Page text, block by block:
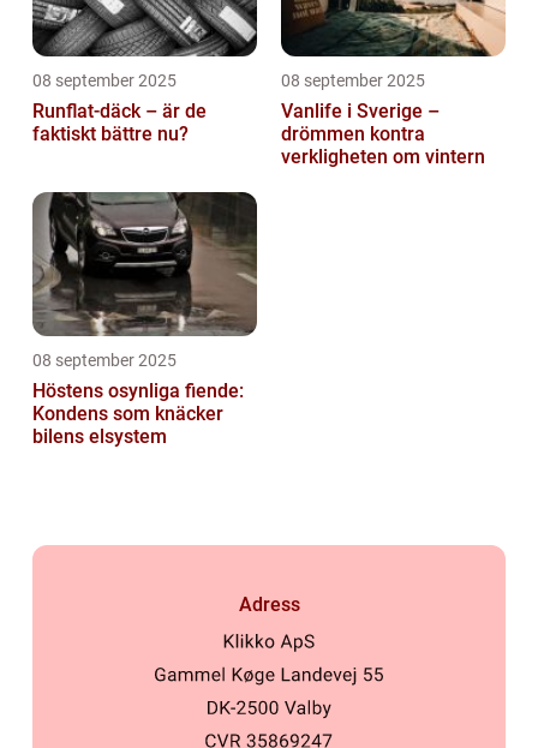
08 september 2025
Runflat-däck – är de
faktiskt bättre nu?
08 september 2025
Vanlife i Sverige –
drömmen kontra
verkligheten om vintern
08 september 2025
Höstens osynliga fiende:
Kondens som knäcker
bilens elsystem
Adress